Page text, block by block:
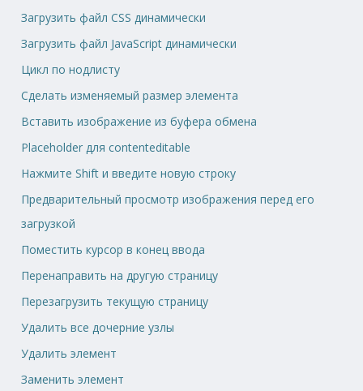
Загрузить файл CSS динамически
Загрузить файл JavaScript динамически
Цикл по нодлисту
Сделать изменяемый размер элемента
Вставить изображение из буфера обмена
Placeholder для contenteditable
Нажмите Shift и введите новую строку
Предварительный просмотр изображения перед его
загрузкой
Поместить курсор в конец ввода
Перенаправить на другую страницу
Перезагрузить текущую страницу
Удалить все дочерние узлы
Удалить элемент
Заменить элемент